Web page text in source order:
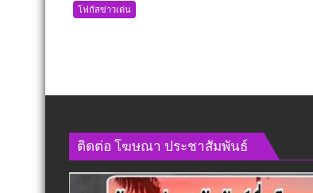
คณะ
อนุ
แบบ
องค์
รวม
โฟกัสข่าวเด่น
ติดต่อ​ โฆษณา​ ประชาสัมพันธ์